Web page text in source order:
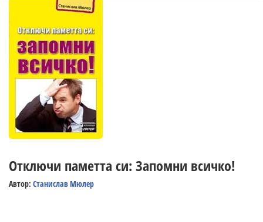
Отключи паметта си: Запомни всичко!
Автор: Станислав Мюлер